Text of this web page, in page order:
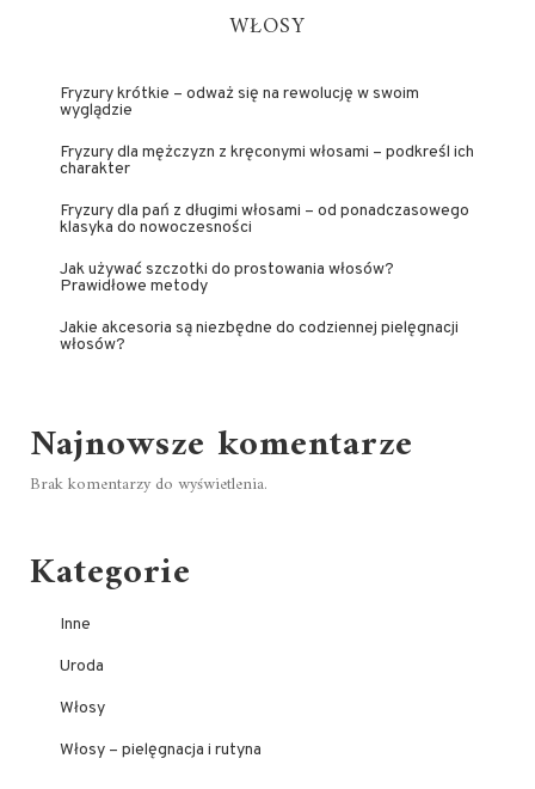
WŁOSY
Fryzury krótkie – odważ się na rewolucję w swoim
wyglądzie
Fryzury dla mężczyzn z kręconymi włosami – podkreśl ich
charakter
Fryzury dla pań z długimi włosami – od ponadczasowego
klasyka do nowoczesności
Jak używać szczotki do prostowania włosów?
Prawidłowe metody
Jakie akcesoria są niezbędne do codziennej pielęgnacji
włosów?
Najnowsze komentarze
Brak komentarzy do wyświetlenia.
Kategorie
Inne
Uroda
Włosy
Włosy – pielęgnacja i rutyna